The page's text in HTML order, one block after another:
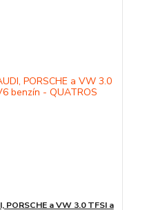
a VW 3.0 TFSI a